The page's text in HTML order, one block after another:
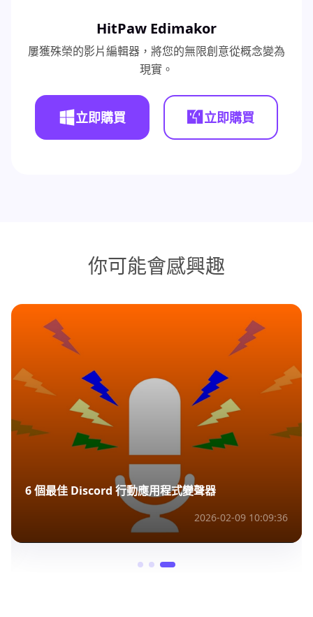
HitPaw Edimakor
屢獲殊榮的影片編輯器，將您的無限創意從概念變為
現實。
立即購買 立即購買
你可能會感興趣
6 個最佳 Discord 行動應用程式變聲器
2026-02-09 10:09:36